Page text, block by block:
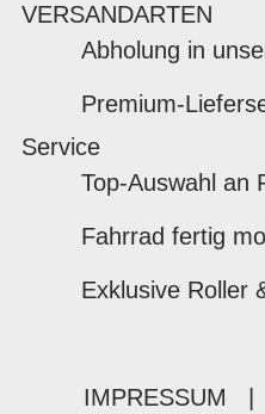
VERSANDARTEN
Abholung in
Premium-
Service
Top-Auswahl an
Fahrrad fertig
Exklusive Roller
IMPRESSUM